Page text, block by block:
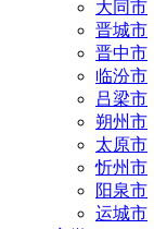
大同市
晋城市
晋中市
临汾市
吕梁市
朔州市
太原市
忻州市
阳泉市
运城市